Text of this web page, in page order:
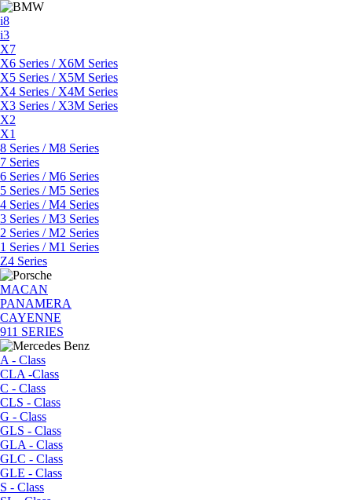
i8
i3
X7
X6 Series / X6M Series
X5 Series / X5M Series
X4 Series / X4M Series
X3 Series / X3M Series
X2
X1
8 Series / M8 Series
7 Series
6 Series / M6 Series
5 Series / M5 Series
4 Series / M4 Series
3 Series / M3 Series
2 Series / M2 Series
1 Series / M1 Series
Z4 Series
MACAN
PANAMERA
CAYENNE
911 SERIES
A - Class
CLA -Class
C - Class
CLS - Class
G - Class
GLS - Class
GLA - Class
GLC - Class
GLE - Class
S - Class